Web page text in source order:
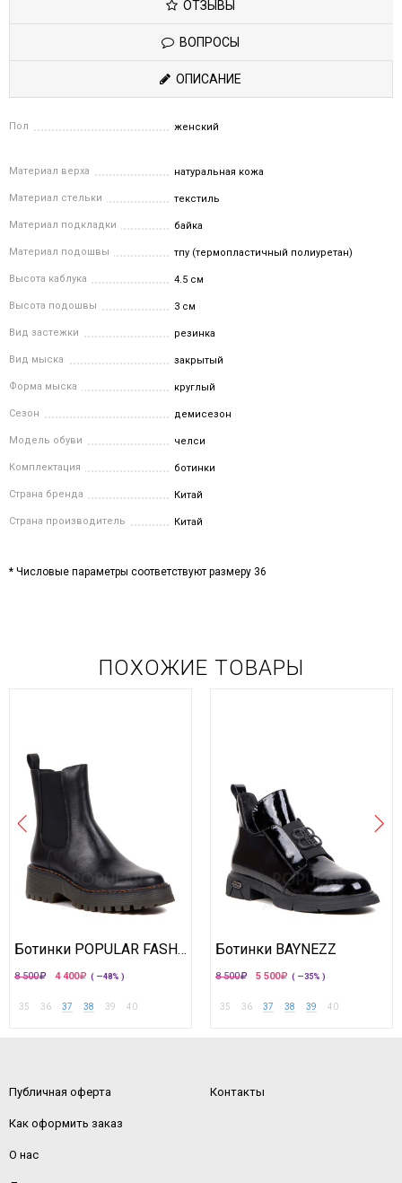
ОТЗЫВЫ
ВОПРОСЫ
ОПИСАНИЕ
Пол женский
Материал верха натуральная кожа
Материал стельки текстиль
Материал подкладки байка
Материал подошвы тпу (термопластичный полиуретан)
Высота каблука 4.5 см
Высота подошвы 3 см
Вид застежки резинка
Вид мыска закрытый
Форма мыска круглый
Сезон демисезон
Модель обуви челси
Комплектация ботинки
Страна бренда Китай
Страна производитель Китай
* Числовые параметры соответствуют размеру 36
ПОХОЖИЕ ТОВАРЫ
Ботинки POPULAR FASHION
8 500 4 400 ( —48% )
35 36 37 38 39 40
Ботинки BAYNEZZ
8 500 5 500 ( —35% )
35 36 37 38 39 40
Публичная оферта
Как оформить заказ
О нас
Контакты